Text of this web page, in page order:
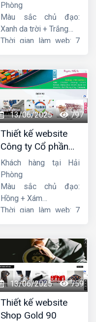
Phòng
Màu sắc chủ đạo:
Xanh da trời + Trắng
Thời gian làm web: 7
13/06/2025 797
Thiết kế website
Công ty Cổ phần
dịch vụ hàng hải
Sen
Khách hàng tại Hải
Phòng
Màu sắc chủ đạo:
Hồng + Xám
Thời gian làm web: 7
13/06/2025 759
Thiết kế website
Shop Gold 90